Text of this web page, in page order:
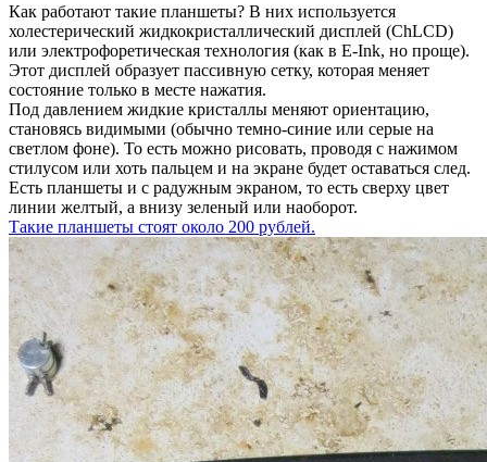
Как работают такие планшеты? В них используется
холестерический жидкокристаллический дисплей (ChLCD)
или электрофоретическая технология (как в E-Ink, но проще).
Этот дисплей образует пассивную сетку, которая меняет
состояние только в месте нажатия.
Под давлением жидкие кристаллы меняют ориентацию,
становясь видимыми (обычно темно-синие или серые на
светлом фоне). То есть можно рисовать, проводя с нажимом
стилусом или хоть пальцем и на экране будет оставаться след.
Есть планшеты и с радужным экраном, то есть сверху цвет
линии желтый, а внизу зеленый или наоборот.
Такие планшеты стоят около 200 рублей.